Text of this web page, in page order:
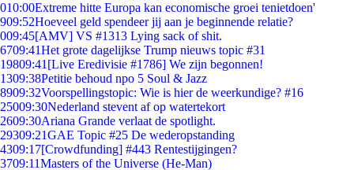
010:00Extreme hitte Europa kan economische groei tenietdoen'
909:52Hoeveel geld spendeer jij aan je beginnende relatie?
009:45[AMV] VS #1313 Lying sack of shit.
6709:41Het grote dagelijkse Trump nieuws topic #31
19809:41 [Live Eredivisie #1786] We zijn begonnen!
1309:38Petitie behoud npo 5 Soul & Jazz
8909:32Voorspellingstopic: Wie is hier de weerkundige? #16
25009:30Nederland stevent af op watertekort
2609:30Ariana Grande verlaat de spotlight.
29309:21GAE Topic #25 De wederopstanding
4309:17[Crowdfunding] #443 Rentestijgingen?
3709:11Masters of the Universe (He-Man)